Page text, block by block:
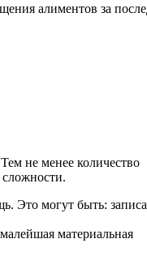
алиментов за
не менее количество
Это могут быть:
материальная